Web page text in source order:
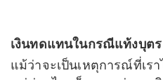
เงินทดแทนในกรณีแท้งบุตร
แม้ว่าจะเป็นเหตุการณ์ที่เร